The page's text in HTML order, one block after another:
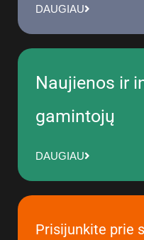
DAUGIAU
Naujienos ir
gamintojų
DAUGIAU
Prisijunkite prie